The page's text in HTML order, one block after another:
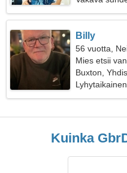
Billy
56 vuotta,
Mies etsii
Buxton,
Kuinka